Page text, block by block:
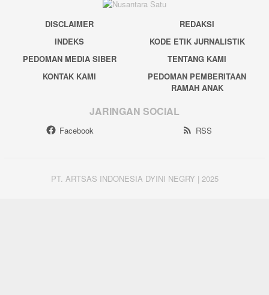
DISCLAIMER
REDAKSI
INDEKS
KODE ETIK JURNALISTIK
PEDOMAN MEDIA SIBER
TENTANG KAMI
KONTAK KAMI
PEDOMAN PEMBERITAAN
RAMAH ANAK
JARINGAN SOCIAL
Facebook RSS
PT. ARTSAS INDONESIA DYINI NEGRY | 2025